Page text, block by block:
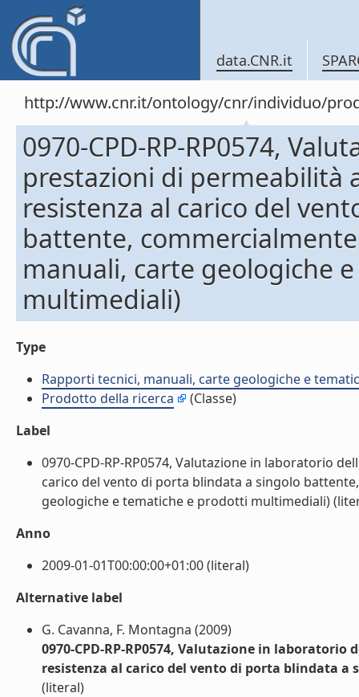
data.CNR.it
http://www.cnr.it/ontology/cnr/individuo/
0970-CPD-RP-RP0574,
prestazioni di permeabilità
resistenza al carico del
battente,
manuali, carte geologiche
multimediali)
Type
Rapporti tecnici, manuali, carte geologiche e
Prodotto della ricerca
(Classe)
Label
0970-CPD-RP-RP0574, Valutazione in laboratorio
carico del vento di porta blindata a singolo
geologiche e tematiche e prodotti multimediali)
Anno
2009-01-01T00:00:00+01:00 (literal)
Alternative label
G. Cavanna, F. Montagna (2009)
0970-CPD-RP-RP0574, Valutazione in
resistenza al carico del vento di porta blindata
(literal)